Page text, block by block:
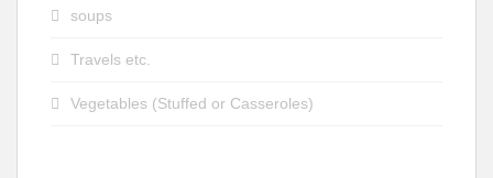
soups
Travels etc.
Vegetables (Stuffed or Casseroles)